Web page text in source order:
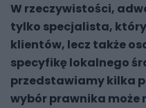
W rzeczywistości,
tylko specjalista,
klientów, lecz także
specyfikę lokalnego
przedstawiamy kilka
wybór prawnika może